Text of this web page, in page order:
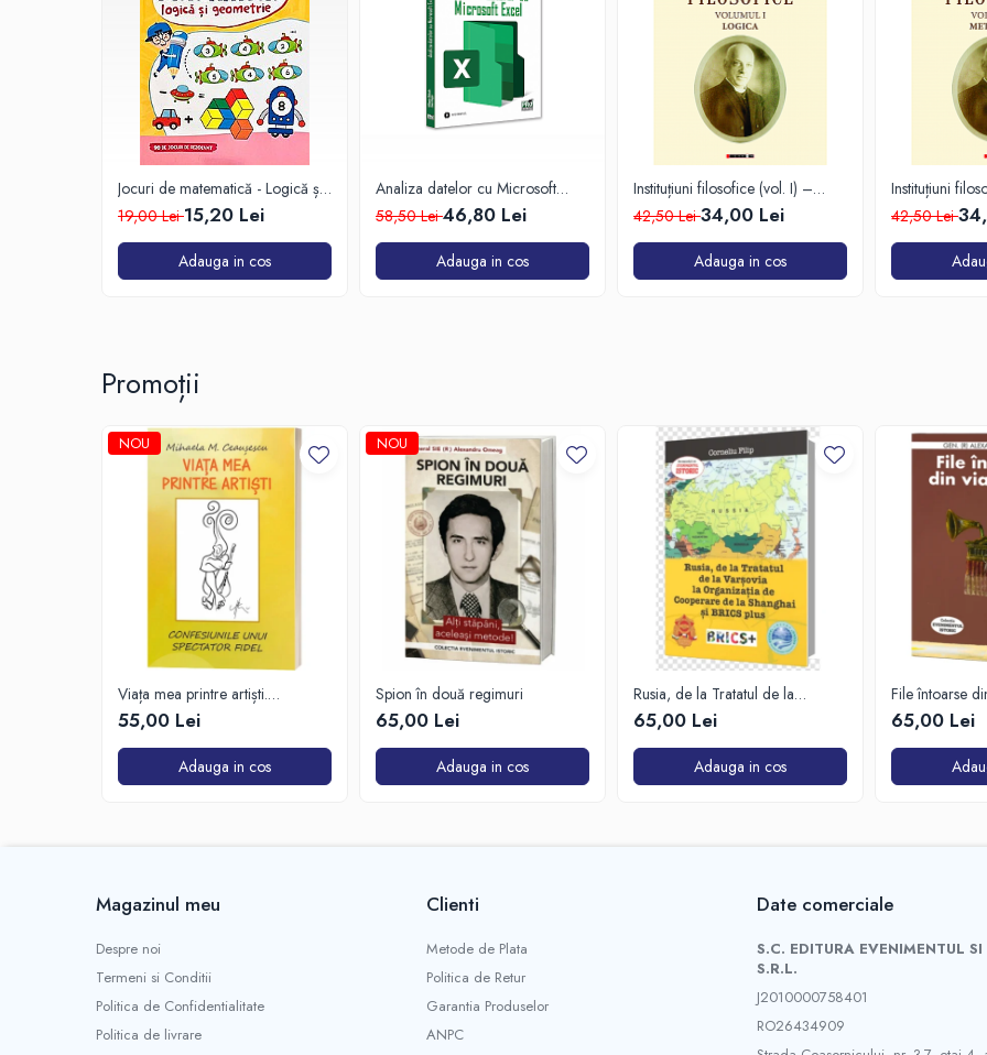
Jocuri de matematică - Logică și
Geometrie
19,00 Lei15,20 Lei
Adauga in cos
Analiza datelor cu Microsoft
Excel
58,50 Lei46,80 Lei
Adauga in cos
Instituțiuni filosofice (vol. I) –
Logica
42,50 Lei34,00 Lei
Adauga in cos
Instituțiuni
Metafizica
42,50 Lei
Promoții
NOU
Viața mea printre artiști.
Confesiunile unui spectator fidel
55,00 Lei
Adauga in cos
NOU
Spion în două regimuri
65,00 Lei
Adauga in cos
Rusia, de la Tratatul de la
Varșovia la Organizația de
Cooperare de la Shanghai și
BRICS plus
65,00 Lei
Adauga in cos
File întoarse
65,00 Lei
Magazinul meu
Despre noi
Termeni si Conditii
Politica de Confidentialitate
Politica de livrare
Clienti
Metode de Plata
Politica de Retur
Garantia Produselor
ANPC
Date comerciale
S.C. EDITURA EVENIMENTUL
S.R.L.
J2010000758401
RO26434909